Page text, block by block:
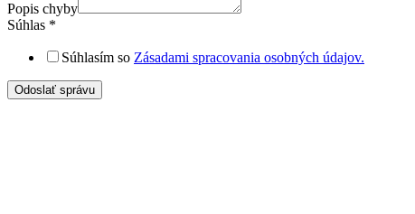
Popis chyby
Súhlas *
Súhlasím so Zásadami spracovania osobných údajov.
Odoslať správu